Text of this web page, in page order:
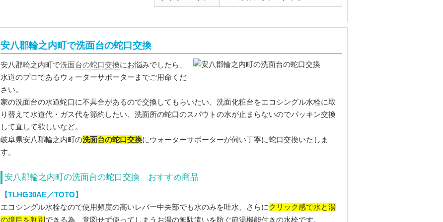
安八郡輪之内町で洗面台の蛇口交換
安八郡輪之内町で洗面台の蛇口交換にお悩みでしたら、
水道のプロであるウォーターサポーターまでご用命くだ
さい。
家の洗面台の水道蛇口に不具合があるので交換してもらいたい、洗面化粧台をエコシングル水栓に取
り替えて水道代・ガス代を節約したい、洗面所の蛇口のスパウトの水が止まらないのでパッキン交換
して直して欲しいなど。
岐阜県安八郡輪之内町の洗面台の蛇口交換にウォーターサポーターが伺い丁寧に蛇口交換いたしま
す。
安八郡輪之内町の洗面台の蛇口交換 おすすめ商品
【TLHG30AE／TOTO】
エコシングル水栓なので使用頻度の高いレバー中央部でも水のみを吐水、さらに クリック感で水と湯
の境目を判別 できる為、意図せず使ってしまうお湯の無駄遣いを防ぐ節湯機能付きの水栓です。